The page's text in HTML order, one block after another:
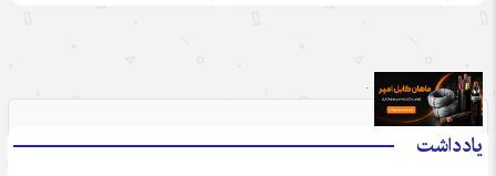
یادداشت
.